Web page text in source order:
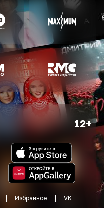
12+
Избранное
VK